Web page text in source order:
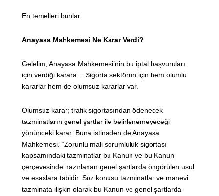
En temelleri bunlar.
Anayasa Mahkemesi Ne Karar Verdi?
Gelelim, Anayasa Mahkemesi’nin bu iptal başvuruları
için verdiği karara… Sigorta sektörün için hem olumlu
kararlar hem de olumsuz kararlar var.
Olumsuz karar; trafik sigortasından ödenecek
tazminatların genel şartlar ile belirlenemeyeceği
yönündeki karar. Buna istinaden de Anayasa
Mahkemesi, “Zorunlu mali sorumluluk sigortası
kapsamındaki tazminatlar bu Kanun ve bu Kanun
çerçevesinde hazırlanan genel şartlarda öngörülen usul
ve esaslara tabidir. Söz konusu tazminatlar ve manevi
tazminata ilişkin olarak bu Kanun ve genel şartlarda